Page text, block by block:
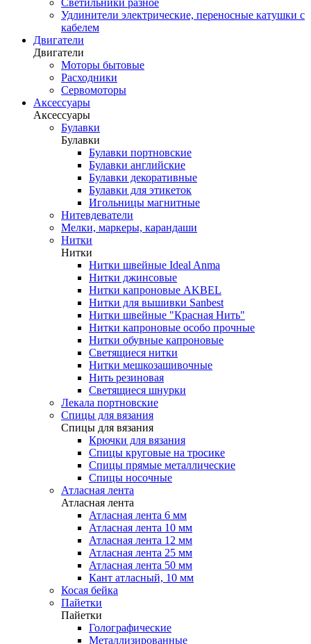
Светильники разное
Удлинители электрические, переносные катушки с
кабелем
Двигатели
Двигатели
Моторы бытовые
Расходники
Сервомоторы
Аксессуары
Аксессуары
Булавки
Булавки
Булавки портновские
Булавки английские
Булавки декоративные
Булавки для этикеток
Игольницы магнитные
Нитевдеватели
Мелки, маркеры, карандаши
Нитки
Нитки
Нитки швейные Ideal Anma
Нитки джинсовые
Нитки капроновые AKBEL
Нитки для вышивки Sanbest
Нитки швейные "Красная Нить"
Нитки капроновые особо прочные
Нитки обувные капроновые
Светящиеся нитки
Нитки мешкозашивочные
Нить резиновая
Светящиеся шнурки
Лекала портновские
Спицы для вязания
Спицы для вязания
Крючки для вязания
Спицы круговые на тросике
Спицы прямые металлические
Спицы носочные
Атласная лента
Атласная лента
Атласная лента 6 мм
Атласная лента 10 мм
Атласная лента 12 мм
Атласная лента 25 мм
Атласная лента 50 мм
Кант атласный, 10 мм
Косая бейка
Пайетки
Пайетки
Голографические
Металлизированные